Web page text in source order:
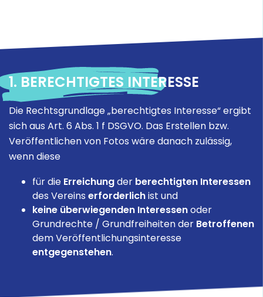
1. BERECHTIGTES INTERESSE
Die Rechtsgrundlage „berechtigtes Interesse“ ergibt
sich aus Art. 6 Abs. 1 f DSGVO. Das Erstellen bzw.
Veröffentlichen von Fotos wäre danach zulässig,
wenn diese
für die Erreichungder berechtigten Interessen
des Vereins erforderlichist und
keine überwiegenden Interessenoder
Grundrechte / Grundfreiheiten der Betroffenen
dem Veröffentlichungsinteresse
entgegenstehen.